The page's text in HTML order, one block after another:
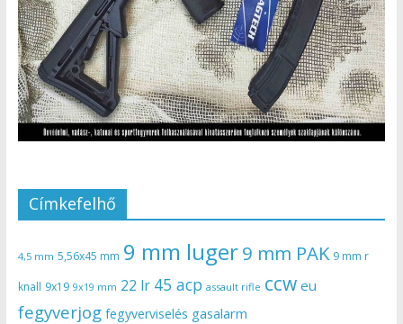
Címkefelhő
4,5 mm 5,56x45 mm 9 mm luger9 mm PAK 9 mm r
knall 9x19 9x19 mm 22 lr 45 acp assault rifle ccw eu
fegyverjog fegyverviselés gasalarm